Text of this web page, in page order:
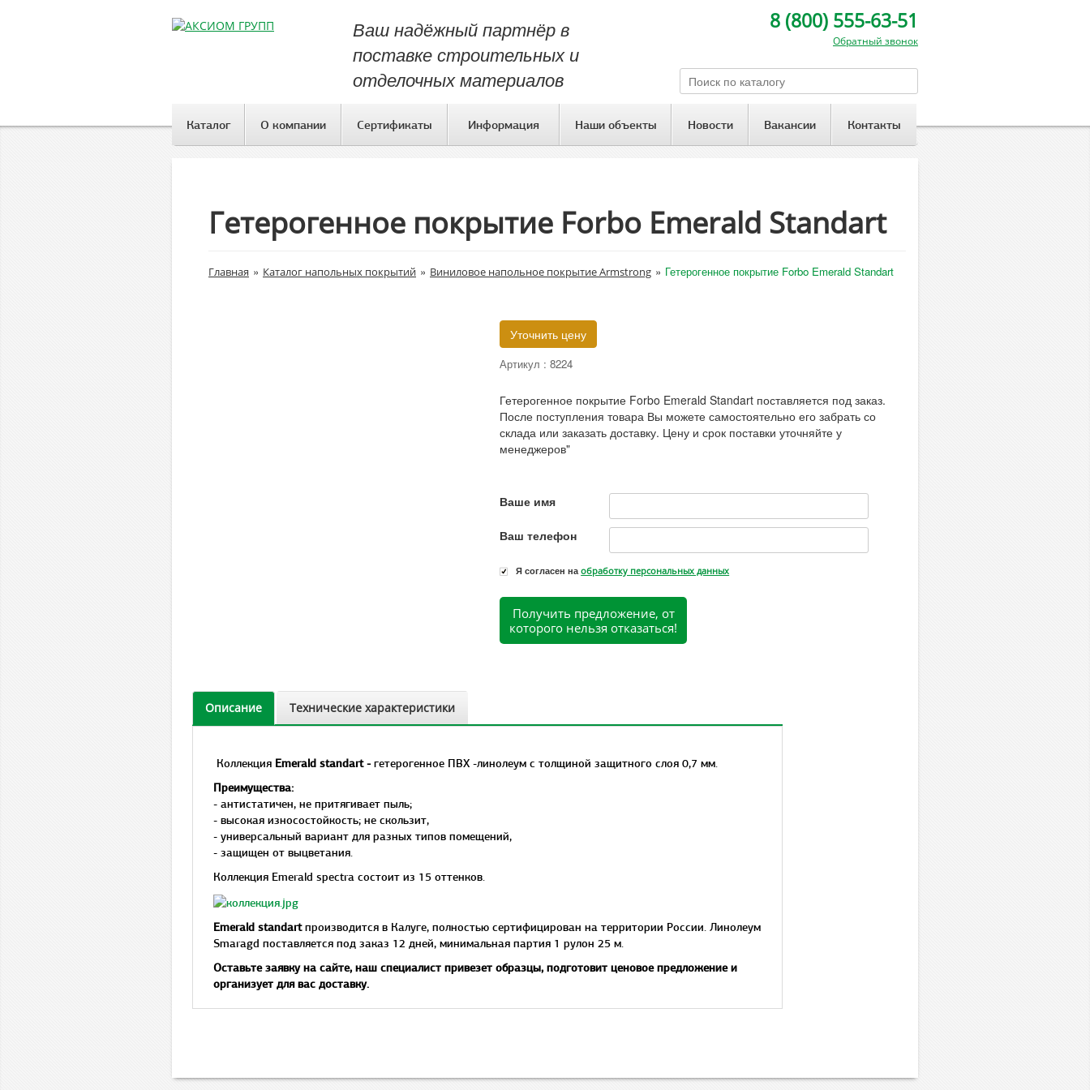
Ваш надёжный партнёр в
поставке строительных и
отделочных материалов
8 (800) 555-63-51
Обратный звонок
Каталог О компании Сертификаты Информация Наши объекты Новости Вакансии Контакты
Гетерогенное покрытие Forbo Emerald Standart
Главная » Каталог напольных покрытий » Виниловое напольное покрытие Armstrong » Гетерогенное покрытие Forbo Emerald Standart
Уточнить цену
Артикул :8224
Гетерогенное покрытие Forbo Emerald Standart поставляется под заказ.
После поступления товара Вы можете самостоятельно его забрать со
склада или заказать доставку. Цену и срок поставки уточняйте у
менеджеров"
Ваше имя
Ваш телефон
Я согласен наобработку персональных данных
Получить предложение, от
которого нельзя отказаться!
Описание Технические характеристики
Коллекция Emerald standart - гетерогенное ПВХ -линолеум с толщиной защитного слоя 0,7 мм.
Преимущества:
- антистатичен, не притягивает пыль;
- высокая износостойкость; не скользит,
- универсальный вариант для разных типов помещений,
- защищен от выцветания.
Коллекция Emerald spectra состоит из 15 оттенков.
Emerald standartпроизводится в Калуге, полностью сертифицирован на территории России. Линолеум
Smaragd поставляется под заказ 12 дней, минимальная партия 1 рулон 25 м.
Оставьте заявку на сайте, наш специалист привезет образцы, подготовит ценовое предложение и
организует для вас доставку.